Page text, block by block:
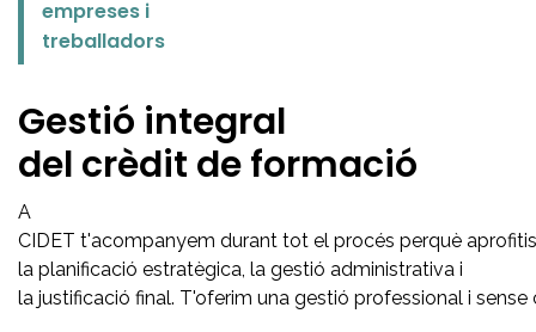
empreses i
treballadors
Gestió integral
del crèdit de formació
A
CIDET t'acompanyem durant tot el procés perquè
la planificació estratègica, la gestió administrativa i
la justificació final. T'oferim una gestió professional i